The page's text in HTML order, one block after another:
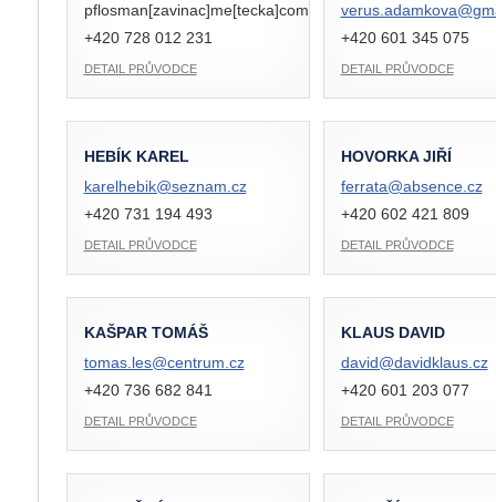
pflosman[zavinac]me[tecka]com
+420 728 012 231
DETAIL PRŮVODCE
verus.adamkova@
+420 601 345 075
DETAIL PRŮVODCE
HEBÍK KAREL
karelhebik@seznam.cz
+420 731 194 493
DETAIL PRŮVODCE
HOVORKA JIŘÍ
ferrata@absence.cz
+420 602 421 809
DETAIL PRŮVODCE
KAŠPAR TOMÁŠ
tomas.les@centrum.cz
+420 736 682 841
DETAIL PRŮVODCE
KLAUS DAVID
david@davidklaus.cz
+420 601 203 077
DETAIL PRŮVODCE